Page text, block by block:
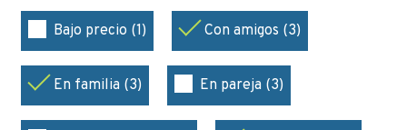
Bajo precio (1) Con amigos (3)
En familia (3) En pareja (3)